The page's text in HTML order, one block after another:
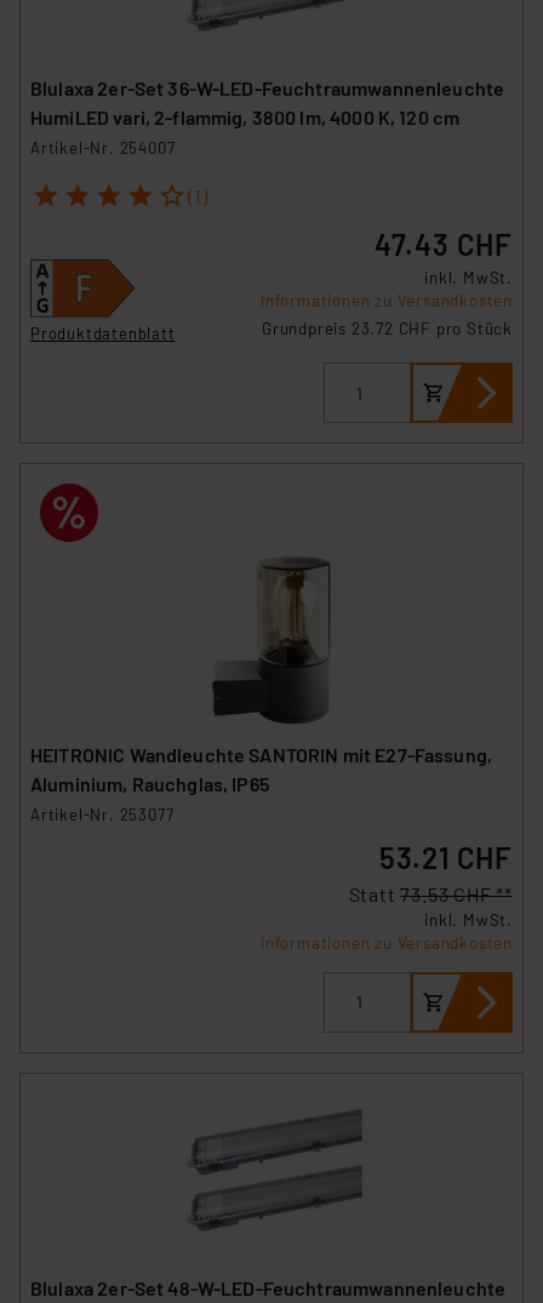
Blulaxa 2er-Set 36-W-LED-Feuchtraumwannenleuchte
HumiLED vari, 2-flammig, 3800 lm, 4000 K, 120 cm
Artikel-Nr. 254007
1 2 3 4 5 (1)
Produktdatenblatt
47.43 CHF
inkl. MwSt.
Informationen zu Versandkosten
Grundpreis 23.72 CHF pro Stück
HEITRONIC Wandleuchte SANTORIN mit E27-Fassung,
Aluminium, Rauchglas, IP65
Artikel-Nr. 253077
53.21 CHF
Statt73.53 CHF **
inkl. MwSt.
Informationen zu Versandkosten
Blulaxa 2er-Set 48-W-LED-Feuchtraumwannenleuchte